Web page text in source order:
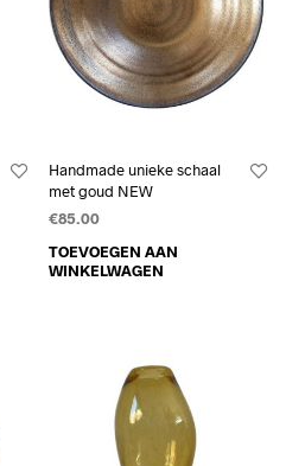
Handmade unieke schaal
met goud NEW
€85.00
TOEVOEGEN AAN
WINKELWAGEN